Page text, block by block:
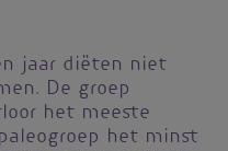
jaar diëten niet
De groep
het meeste
het minst